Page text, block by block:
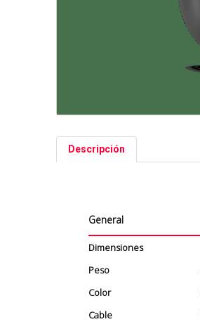
Descripción
General
Dimensiones
Peso
Color
Cable